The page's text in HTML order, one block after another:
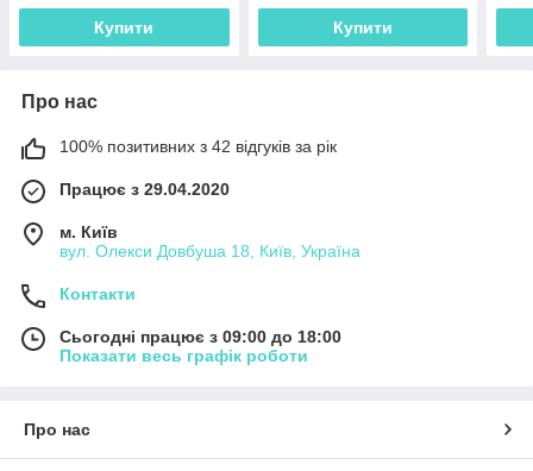
Купити Купити
Про нас
100% позитивних з 42 відгуків за рік
Працює з 29.04.2020
м. Київ
вул. Олекси Довбуша 18, Київ, Україна
Контакти
Сьогодні працює з 09:00 до 18:00
Показати весь графік роботи
Про нас